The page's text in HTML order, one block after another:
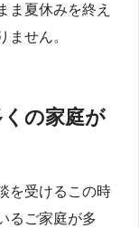
ま夏休みを終え
ません。
くの家庭が
を受けるこの時
るご家庭が多